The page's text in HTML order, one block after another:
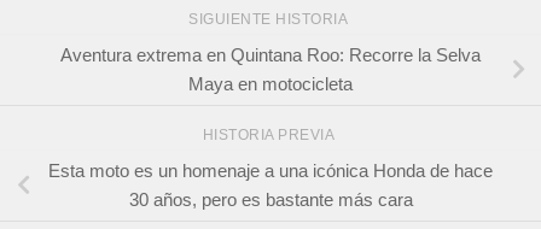
SIGUIENTE HISTORIA
Aventura extrema en Quintana Roo: Recorre la Selva
Maya en motocicleta
HISTORIA PREVIA
Esta moto es un homenaje a una icónica Honda de hace
30 años, pero es bastante más cara